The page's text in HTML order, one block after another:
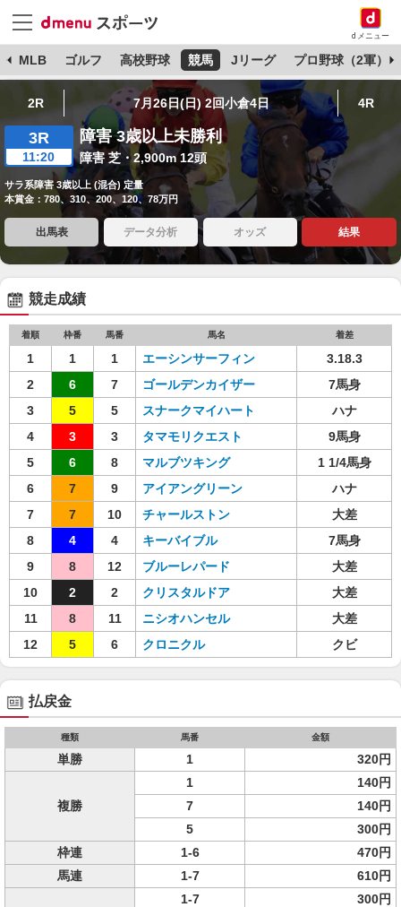
dメニュー
MLB ゴルフ 高校野球 競馬 Jリーグ プロ野球（2軍）
2R 7月26日(日) 2回小倉4日 4R
3R
11:20
障害 3歳以上未勝利
障害 芝・2,900m 12頭
サラ系障害 3歳以上 (混合) 定量
本賞金：780、310、200、120、78万円
出馬表 データ分析 オッズ 結果
競走成績
着順 枠番 馬番 馬名 着差
1 1 1 エーシンサーフィン
3.18.3
2
6 7 ゴールデンカイザー
7馬身
3
5 5 スナークマイハート
ハナ
4
3 3 タマモリクエスト
9馬身
5
6 8 マルブツキング
1 1/4馬身
6
7 9 アイアングリーン
ハナ
7
7 10 チャールストン
大差
8
4 4 キーバイブル
7馬身
9
8 12 ブルーレパード
大差
10
2 2 クリスタルドア
大差
11
8 11 ニシオハンセル
大差
12
5 6 クロニクル クビ
払戻金
種類 馬番 金額
単勝 1 320円
複勝
1
140円
7
140円
5
300円
枠連
1-6
470円
馬連
1-7 610円
1-7
300円